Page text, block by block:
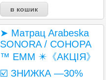
➤ Матрац Arabeska
SONORA / СОНОРА
™ ЕММ ✴️《АКЦІЯ》
☑️ ЗНИЖКА —30%